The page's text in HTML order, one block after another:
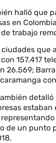
halló que
en
trabajo
que
157.417
26.569;
de un punto